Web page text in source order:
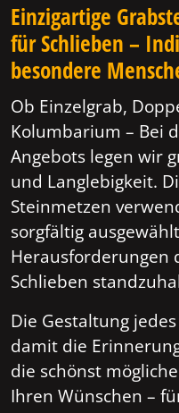
Einzigartige
für Schlieben –
besondere
Ob Einzelgrab,
Kolumbarium – Bei
Angebots legen wir
und Langlebigkeit.
Steinmetzen
sorgfältig
Herausforderungen
Schlieben
Die Gestaltung
damit die
die schönst
Ihren Wünschen –